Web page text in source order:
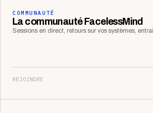
COMMUNAUTÉ
La communauté FacelessMind
Sessions en direct, retours sur vos systèmes,
REJOINDRE